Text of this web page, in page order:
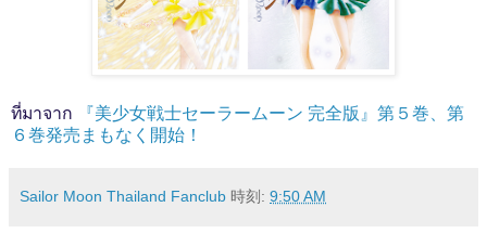
ที่มาจาก
『美少女戦士セーラームーン 完全版』第５巻、第
６巻発売まもなく開始！
Sailor Moon Thailand Fanclub 時刻: 9:50 AM